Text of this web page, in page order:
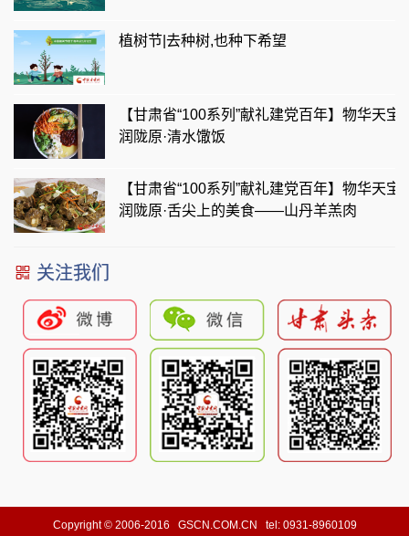
植树节|去种树,也种下希望
【甘肃省“100系列”献礼建党百年】物华天宝
润陇原·清水馓饭
【甘肃省“100系列”献礼建党百年】物华天宝
润陇原·舌尖上的美食——山丹羊羔肉
关注我们
Copyright © 2006-2016 GSCN.COM.CN tel: 0931-8960109